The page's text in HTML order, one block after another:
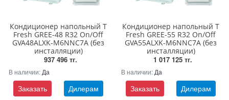
Кондиционер напольный T
Fresh GREE-48 R32 On/Off
GVA48ALXK-M6NNC7A (без
инсталляции)
937 496 тг.
В наличии: Да
Заказать Дилерам
Кондиционер напольный T
Fresh GREE-55 R32 On/Off
GVA55ALXK-M6NNC7A (без
инсталляции)
1 017 125 тг.
В наличии: Да
Заказать Дилерам